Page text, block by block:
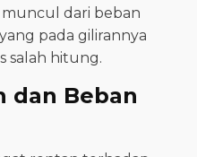
muncul dari beban
pada gilirannya
salah hitung.
dan Beban